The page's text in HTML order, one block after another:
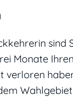
sind
Monate
verloren